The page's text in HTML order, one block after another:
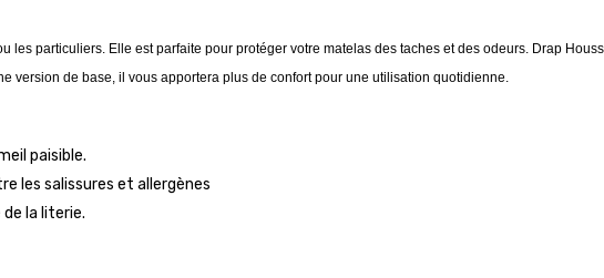
les particuliers. Elle est parfaite pour protéger votre matelas des taches et des odeurs. Drap
version de base, il vous apportera plus de confort pour une utilisation quotidienne.
paisible.
les salissures et allergènes
la literie.